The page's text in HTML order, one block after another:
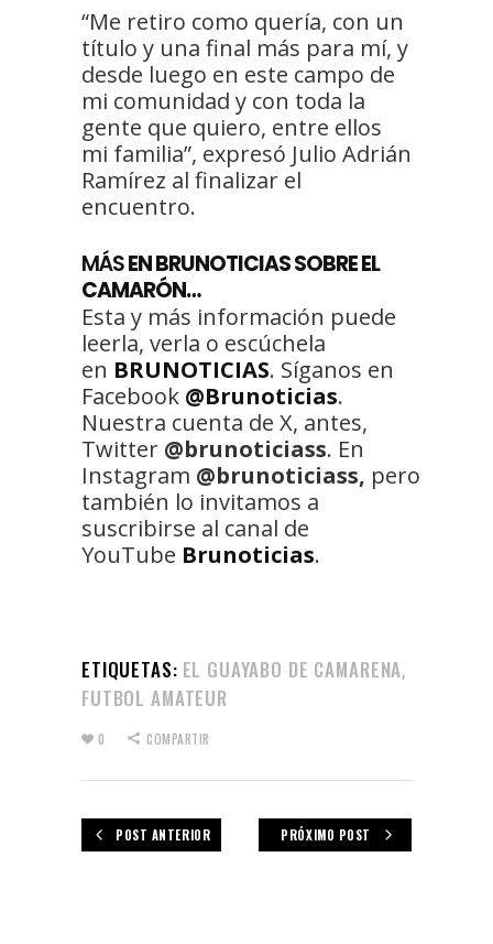
“Me retiro como quería, con un
título y una final más para mí, y
desde luego en este campo de
mi comunidad y con toda la
gente que quiero, entre ellos
mi familia”, expresó Julio Adrián
Ramírez al finalizar el
encuentro.
MÁSEN BRUNOTICIAS SOBRE EL
CAMARÓN…
Esta y más información puede
leerla, verla o escúchela
en BRUNOTICIAS. Síganos en
Facebook @Brunoticias.
Nuestra cuenta de X, antes,
Twitter @brunoticiass. En
Instagram @brunoticiass, pero
también lo invitamos a
suscribirse al canal de
YouTube Brunoticias.
ETIQUETAS: EL GUAYABO DE CAMARENA,
FUTBOL AMATEUR
0 COMPARTIR
POST ANTERIOR PRÓXIMO POST